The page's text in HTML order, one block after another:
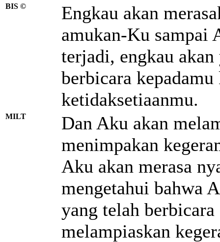
BIS ©
Engkau akan
amukan-Ku sampai
terjadi, engkau
berbicara
ketidaksetiaanmu.
MILT
Dan Aku akan
menimpakan
Aku akan merasa
mengetahui bahwa
yang telah
melampiaskan